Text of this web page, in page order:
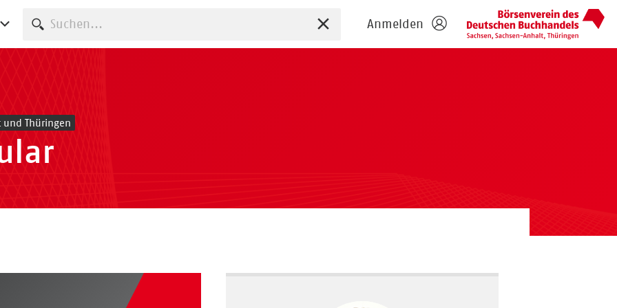
Suche starten Sucheingabe zurücksetzen
Anmelden
und Thüringen